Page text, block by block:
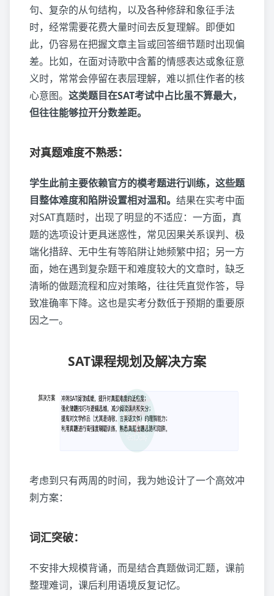
句、复杂的从句结构，以及各种修辞和象征手法
时，经常需要花费大量时间去反复理解。即便如
此，仍容易在把握文章主旨或回答细节题时出现偏
差。比如，在面对诗歌中含蓄的情感表达或象征意
义时，常常会停留在表层理解，难以抓住作者的核
心意图。 这类题目在SAT考试中占比虽不算最大，
但往往能够拉开分数差距。
对真题难度不熟悉：
学生此前主要依赖官方的模考题进行训练，这些题
目整体难度和陷阱设置相对温和。 结果在实考中面
对SAT真题时，出现了明显的不适应：一方面，真
题的选项设计更具迷惑性，常见因果关系误判、极
端化措辞、无中生有等陷阱让她频繁中招；另一方
面，她在遇到复杂题干和难度较大的文章时，缺乏
清晰的做题流程和应对策略，往往凭直觉作答，导
致准确率下降。这也是实考分数低于预期的重要原
因之一。
SAT课程规划及解决方案
考虑到只有两周的时间，我为她设计了一个高效冲
刺方案：
词汇突破：
不安排大规模背诵，而是结合真题做词汇题，课前
整理难词，课后利用语境反复记忆。